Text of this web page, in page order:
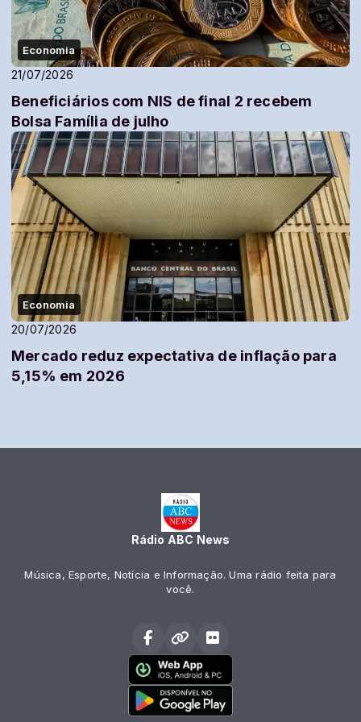
Economia
21/07/2026
Beneficiários com NIS de final 2 recebem
Bolsa Família de julho
Economia
20/07/2026
Mercado reduz expectativa de inflação para
5,15% em 2026
Rádio ABC News
Música, Esporte, Notícia e Informação. Uma rádio feita para
você.